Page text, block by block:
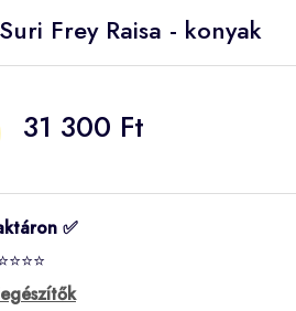
Frey Raisa - konyak
31 300 Ft
✅